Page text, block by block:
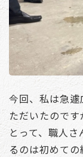
今回、私は急
ただいたので
とって、職人
るのは初めての